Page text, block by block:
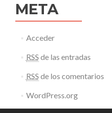
META
Acceder
RSS de las entradas
RSS de los comentarios
WordPress.org